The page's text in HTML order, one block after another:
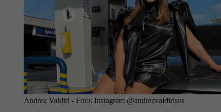
Andrea Valdiri - Foto: Instagram @andreavaldirisos